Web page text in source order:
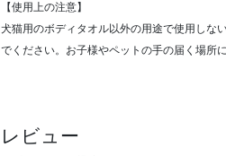
【使用上の注意】
犬猫用のボディタオル以外の用途で使用しな
でください。お子様やペットの手の届く場所
レビュー